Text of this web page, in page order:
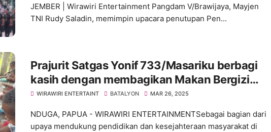
JEMBER | Wirawiri Entertainment Pangdam V/Brawijaya, Mayjen
TNI Rudy Saladin, memimpin upacara penutupan Pen...
Prajurit Satgas Yonif 733/Masariku berbagi
kasih dengan membagikan Makan Bergizi
Gratis kepada Siswa SD Rimba ST Aloysius
WIRAWIRI ENTERTAINT BATALYON MAR 26, 2025
NDUGA, PAPUA - WIRAWIRI ENTERTAINMENTSebagai bagian dari
upaya mendukung pendidikan dan kesejahteraan masyarakat di